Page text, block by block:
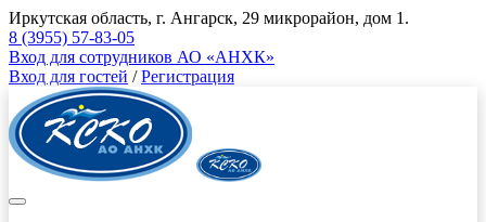
Иркутская область, г. Ангарск, 29 микрорайон, дом 1.
8 (3955) 57-83-05
Вход для сотрудников АО «АНХК»
Вход для гостей /Регистрация